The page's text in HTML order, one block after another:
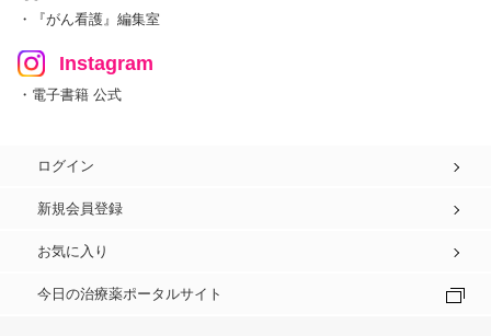
・『がん看護』編集室
Instagram
・電子書籍 公式
ログイン
新規会員登録
お気に入り
今日の治療薬ポータルサイト